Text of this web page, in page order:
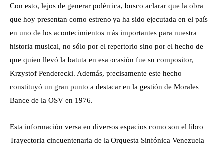
Con esto, lejos de generar polémica, busco aclarar que la obra
que hoy presentan como estreno ya ha sido ejecutada en el país
en uno de los acontecimientos más importantes para nuestra
historia musical, no sólo por el repertorio sino por el hecho de
que quien llevó la batuta en esa ocasión fue su compositor,
Krzystof Penderecki. Además, precisamente este hecho
constituyó un gran punto a destacar en la gestión de Morales
Bance de la OSV en 1976.
Esta información versa en diversos espacios como son el libro
Trayectoria cincuentenaria de la Orquesta Sinfónica Venezuela